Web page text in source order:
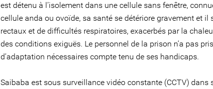
est détenu à l’isolement dans une cellule sans fenêtre,
cellule anda ou ovoïde, sa santé se détériore gravement et il
rectaux et de difficultés respiratoires, exacerbés par la
des conditions exiguës. Le personnel de la prison n’a pas
d’adaptation nécessaires compte tenu de ses handicaps.
Saibaba est sous surveillance vidéo constante (CCTV) dans